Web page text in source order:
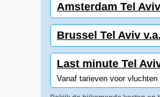
Amsterdam Tel
Brussel Tel Aviv
Last minute Tel
Vanaf tarieven voor